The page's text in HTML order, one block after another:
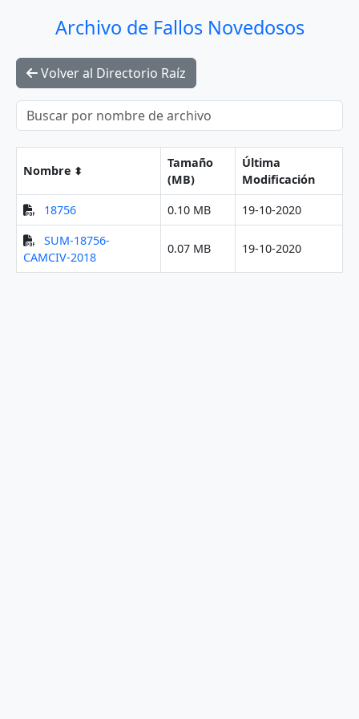
Archivo de Fallos Novedosos
Volver al Directorio Raíz
Nombre
Tamaño
(MB)
Última
Modificación
18756
0.10 MB
19-10-2020
SUM-18756-
CAMCIV-2018
0.07 MB 19-10-2020